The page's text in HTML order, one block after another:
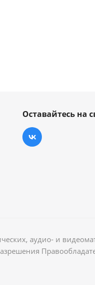
Оставайтесь на
аудио- и